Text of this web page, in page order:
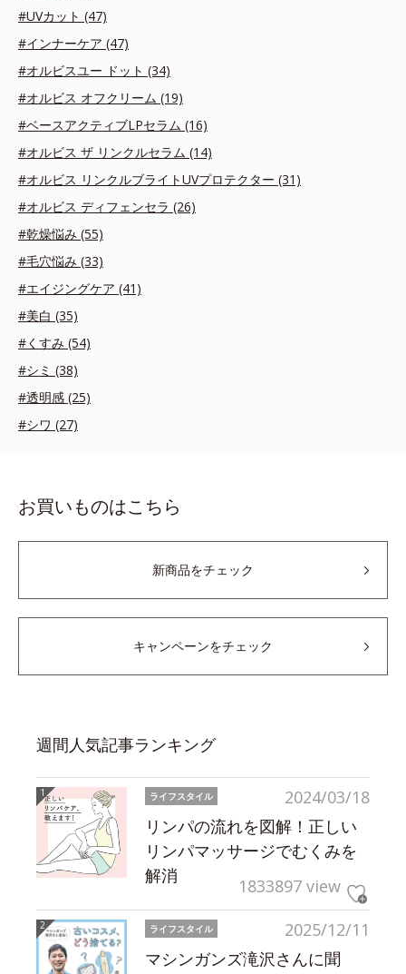
#UVカット (47)
#インナーケア (47)
#オルビスユー ドット (34)
#オルビス オフクリーム (19)
#ベースアクティブLPセラム (16)
#オルビス ザ リンクルセラム (14)
#オルビス リンクルブライトUVプロテクター (31)
#オルビス ディフェンセラ (26)
#乾燥悩み (55)
#毛穴悩み (33)
#エイジングケア (41)
#美白 (35)
#くすみ (54)
#シミ (38)
#透明感 (25)
#シワ (27)
お買いものはこちら
新商品をチェック
キャンペーンをチェック
週間人気記事ランキング
2024/03/18
ライフスタイル
リンパの流れを図解！正しい
リンパマッサージでむくみを
解消
1833897 view
2025/12/11
ライフスタイル
マシンガンズ滝沢さんに聞